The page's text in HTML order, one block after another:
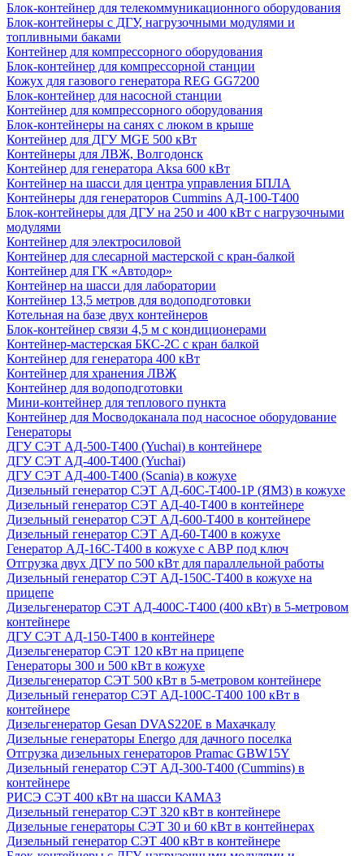
Блок-контейнер для телекоммуникационного оборудования
Блок-контейнеры с ДГУ, нагрузочными модулями и
топливными баками
Контейнер для компрессорного оборудования
Блок-контейнер для компрессорной станции
Кожух для газового генератора REG GG7200
Блок-контейнер для насосной станции
Контейнер для компрессорного оборудования
Блок-контейнеры на санях с люком в крыше
Контейнер для ДГУ MGE 500 кВт
Контейнеры для ЛВЖ, Волгодонск
Контейнер для генератора Aksa 600 кВт
Контейнер на шасси для центра управления БПЛА
Контейнеры для генераторов Cummins АД-100-Т400
Блок-контейнеры для ДГУ на 250 и 400 кВт с нагрузочными
модулями
Контейнер для электросиловой
Контейнер для слесарной мастерской с кран-балкой
Контейнер для ГК «Автодор»
Контейнер на шасси для лаборатории
Контейнер 13,5 метров для водоподготовки
Котельная на базе двух контейнеров
Блок-контейнер связи 4,5 м с кондиционерами
Контейнер-мастерская БКС-2С с кран балкой
Контейнер для генератора 400 кВт
Контейнер для хранения ЛВЖ
Контейнер для водоподготовки
Мини-контейнер для теплового пункта
Контейнер для Мосводоканала под насосное оборудование
Генераторы
ДГУ СЭТ АД-500-Т400 (Yuchai) в контейнере
ДГУ СЭТ АД-400-Т400 (Yuchai)
ДГУ СЭТ АД-400-Т400 (Scania) в кожухе
Дизельный генератор СЭТ АД-60С-Т400-1Р (ЯМЗ) в кожухе
Дизельный генератор СЭТ АД-40-Т400 в контейнере
Дизельный генератор СЭТ АД-600-Т400 в контейнере
Дизельный генератор СЭТ АД-60-Т400 в кожухе
Генератор АД-16С-Т400 в кожухе с АВР под ключ
Отгрузка двух ДГУ по 500 кВт для параллельной работы
Дизельный генератор СЭТ АД-150С-Т400 в кожухе на
прицепе
Дизельгенератор СЭТ АД-400С-Т400 (400 кВт) в 5-метровом
контейнере
ДГУ СЭТ АД-150-Т400 в контейнере
Дизельгенератор СЭТ 120 кВт на прицепе
Генераторы 300 и 500 кВт в кожухе
Дизельгенератор СЭТ 500 кВт в 5-метровом контейнере
Дизельный генератор СЭТ АД-100С-Т400 100 кВт в
контейнере
Дизельгенератор Gesan DVAS220E в Махачкалу
Дизельные генераторы Energo для дачного поселка
Отгрузка дизельных генераторов Pramac GВW15Y
Дизельный генератор СЭТ АД-300-Т400 (Cummins) в
контейнере
РИСЭ СЭТ 400 кВт на шасси КАМАЗ
Дизельный генератор СЭТ 320 кВт в контейнере
Дизельные генераторы СЭТ 30 и 60 кВт в контейнерах
Дизельный генератор СЭТ 400 кВт в контейнере